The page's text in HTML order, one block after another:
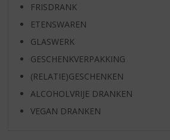
FRISDRANK
ETENSWAREN
GLASWERK
GESCHENKVERPAKKING
(RELATIE)GESCHENKEN
ALCOHOLVRIJE DRANKEN
VEGAN DRANKEN